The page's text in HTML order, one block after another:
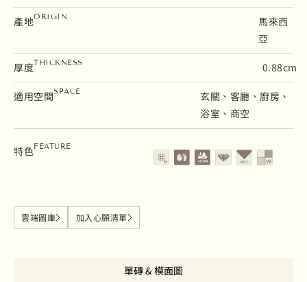
產地ORIGIN
馬來西
亞
厚度THICKNESS 0.88cm
適用空間SPACE
玄關、客廳、廚房、
浴室、商空
特色FEATURE
雲端圖庫 加入心願清單
單磚 & 模面圖